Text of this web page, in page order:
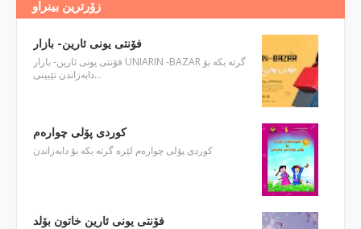
زۆرترین بینراو
فۆنتی یونی ئارین- بازار
فۆنتی یونی ئارین- بازار UNIARIN -BAZAR گرته‌ بكه‌ بۆ
دابه‌زاندن تێبینی…
كوردی پۆلی چواره‌م
كوردی پۆلی چواره‌م لێره‌ گرته‌ بكه‌ بۆ دابه‌زاندن
فۆنتی یونی ئارین خاتون بۆلد